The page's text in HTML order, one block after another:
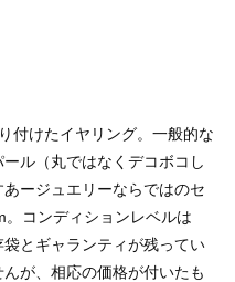
付けたイヤリング。一般的な
ル（丸ではなくデコボコし
ージュエリーならではのセ
コンディションレベルは
袋とギャランティが残ってい
が、相応の価格が付いたも